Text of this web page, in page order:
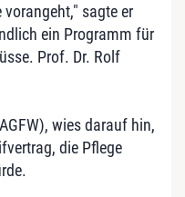
sagte er
ein Programm für
Prof. Dr. Rolf
wies darauf hin,
die Pflege